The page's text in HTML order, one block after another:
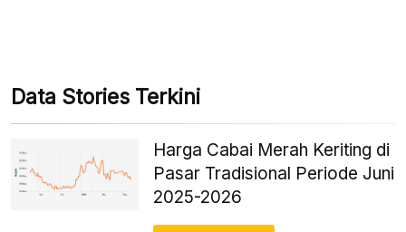
Data Stories Terkini
Harga Cabai Merah Keriting di
Pasar Tradisional Periode Juni
2025-2026